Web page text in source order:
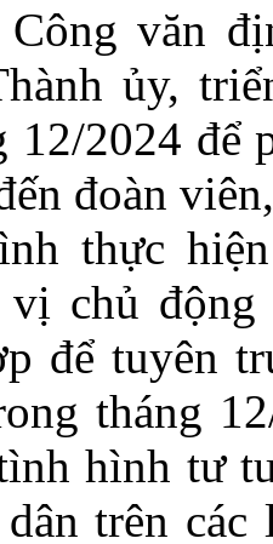
văn
ủy,
12/2024 để
đoàn
thực
vị chủ
để tuyên
tháng
hình tư
trên